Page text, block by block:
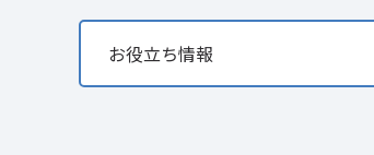
お役立ち情報